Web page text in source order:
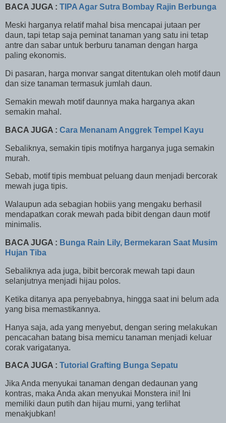
BACA JUGA : TIPA Agar Sutra Bombay Rajin Berbunga
Meski harganya relatif mahal bisa mencapai jutaan per
daun, tapi tetap saja peminat tanaman yang satu ini tetap
antre dan sabar untuk berburu tanaman dengan harga
paling ekonomis.
Di pasaran, harga monvar sangat ditentukan oleh motif daun
dan size tanaman termasuk jumlah daun.
Semakin mewah motif daunnya maka harganya akan
semakin mahal.
BACA JUGA : Cara Menanam Anggrek Tempel Kayu
Sebaliknya, semakin tipis motifnya harganya juga semakin
murah.
Sebab, motif tipis membuat peluang daun menjadi bercorak
mewah juga tipis.
Walaupun ada sebagian hobiis yang mengaku berhasil
mendapatkan corak mewah pada bibit dengan daun motif
minimalis.
BACA JUGA : Bunga Rain Lily, Bermekaran Saat Musim
Hujan Tiba
Sebaliknya ada juga, bibit bercorak mewah tapi daun
selanjutnya menjadi hijau polos.
Ketika ditanya apa penyebabnya, hingga saat ini belum ada
yang bisa memastikannya.
Hanya saja, ada yang menyebut, dengan sering melakukan
pencacahan batang bisa memicu tanaman menjadi keluar
corak varigatanya.
BACA JUGA : Tutorial Grafting Bunga Sepatu
Jika Anda menyukai tanaman dengan dedaunan yang
kontras, maka Anda akan menyukai Monstera ini! Ini
memiliki daun putih dan hijau murni, yang terlihat
menakjubkan!